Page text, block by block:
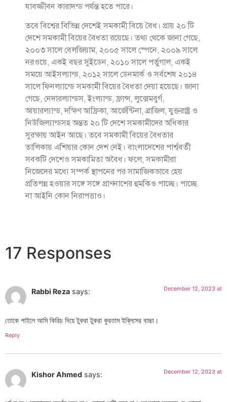
যাবজ্জীবন কারাদন্ড পর্যন্ত হতে পারে।
তবে বিশ্বের বিভিন্ন দেশেই সমকামী বিয়ে বৈধ। প্রায় ২০ টি
দেশে সমকামী বিয়ের বৈধতা রয়েছে। তথ্য থেকে জানা গেছে,
২০০৩ সালে বেলজিয়াম, ২০০৫ সালে স্পেনে, ২০০৯ সালে
নরওয়ে, একই বছর সুইডেন, ২০১০ সালে পর্তুগাল, একই
সময়ে আইসল্যান্ড, ২০১২ সালে ডেনমার্ক ও সর্বশেষ ২০১৪
সালে ফিনল্যান্ডে সমকামী বিয়ের বৈধতা দেয়া হয়েছে। জানা
গেছে, নেদারল্যান্ডস, ইংল্যান্ড, ফ্রান্স, লুক্সেমবুর্গ,
আয়ারল্যান্ড, দক্ষিণ আফ্রিকা, আর্জেন্টিনা, ব্রাজিল, যুক্তরাষ্ট্র ও
নিউজিল্যান্ডসহ অন্তত ২০ টি দেশে সমকামীদের অধিকার
সুরক্ষায় আইন আছে। তবে সমকামী বিয়ের বৈধতার
তালিকায় এশিয়ার কোন দেশ নেই। বাংলাদেশের পার্শ্ববর্তী
সবকটি দেশেও সমকামিতা অবৈধ। ফলে, সমকামীরা
নিজেদের মধ্যে সম্পর্ক স্থাপনের পর সামাজিকভাবে হেয়
প্রতিপন্ন হওয়ার সঙ্গে সঙ্গে প্রাণনাশের হুমকিও পাচ্ছে। পাচ্ছে
না আইনি কোন নিরাপত্তাও।
17 Responses
Rabbi Reza says: December 12, 2023 at
তোকে পাইলে আমি কিরিচ দিয়ে টুকরা টুকরা কুরতাম ইব্লিসের বাচ্চা।
Reply
Kishor Ahmed says: December 12, 2023 at